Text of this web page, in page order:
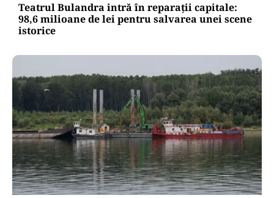
Teatrul Bulandra intră în reparații capitale:
98,6 milioane de lei pentru salvarea unei scene
istorice